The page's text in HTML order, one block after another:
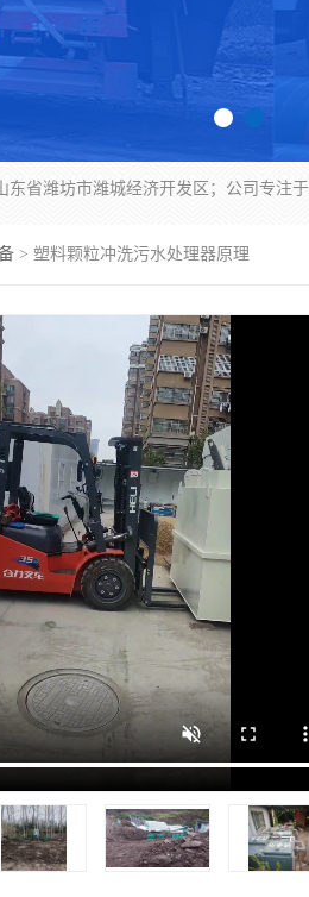
> 塑料颗粒冲洗污水处理器原理